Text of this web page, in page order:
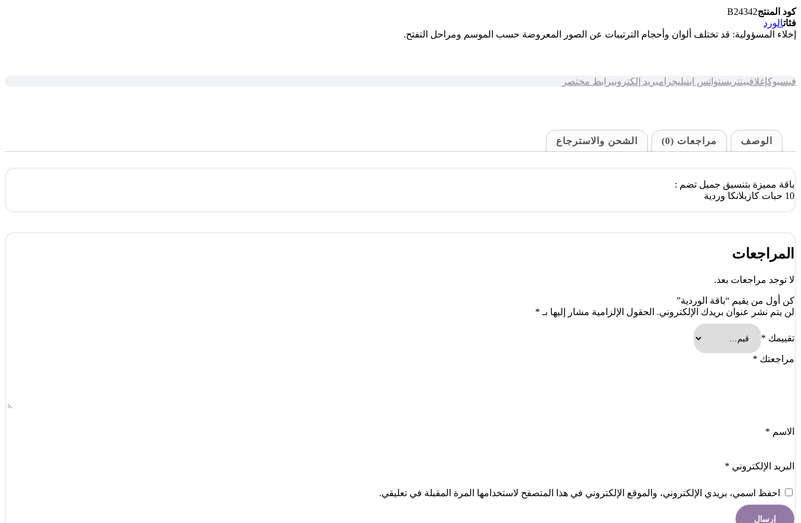
كود المنتجB24342
فئاتالورد
إخلاء المسؤولية: قد تختلف ألوان وأحجام الترتيبات عن الصور المعروضة حسب الموسم ومراحل التفتح.
فيسبوكإغلاقبينتريستواتس ابتيليجرامبريد إلكترونيرابط مختصر
الوصف مراجعات (0) الشحن والاسترجاع
باقة مميزة بتنسيق جميل تضم :
10 حبات كازبلانكا وردية
المراجعات
لا توجد مراجعات بعد.
كن أول من يقيم “باقة الوردية”
لن يتم نشر عنوان بريدك الإلكتروني. الحقول الإلزامية مشار إليها بـ *
تقييمك *
مراجعتك *
الاسم *
البريد الإلكتروني *
احفظ اسمي، بريدي الإلكتروني، والموقع الإلكتروني في هذا المتصفح لاستخدامها المرة المقبلة في تعليقي.